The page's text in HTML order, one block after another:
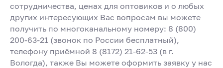
сотрудничества, ценах для оптовиков и о любых
других интересующих Вас вопросам вы можете
получить по многоканальному номеру: 8 (800)
200-63-21 (звонок по России бесплатный),
телефону приёмной 8 (8172) 21-62-53 (в г.
Вологда), также Вы можете оформить заявку у нас